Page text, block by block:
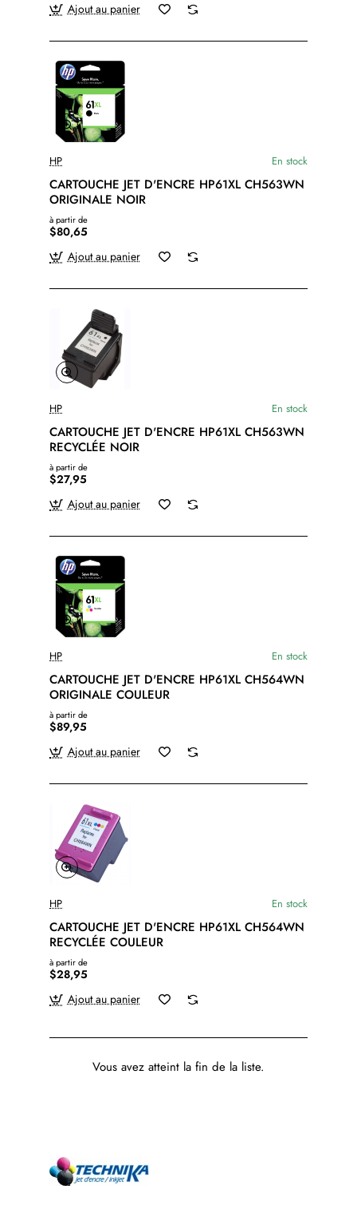
Ajout au panier
HP En stock
CARTOUCHE JET D'ENCRE HP61XL CH563WN
ORIGINALE NOIR
à partir de
$80,65
Ajout au panier
HP En stock
CARTOUCHE JET D'ENCRE HP61XL CH563WN
RECYCLÉE NOIR
à partir de
$27,95
Ajout au panier
HP En stock
CARTOUCHE JET D'ENCRE HP61XL CH564WN
ORIGINALE COULEUR
à partir de
$89,95
Ajout au panier
HP En stock
CARTOUCHE JET D'ENCRE HP61XL CH564WN
RECYCLÉE COULEUR
à partir de
$28,95
Ajout au panier
Vous avez atteint la fin de la liste.